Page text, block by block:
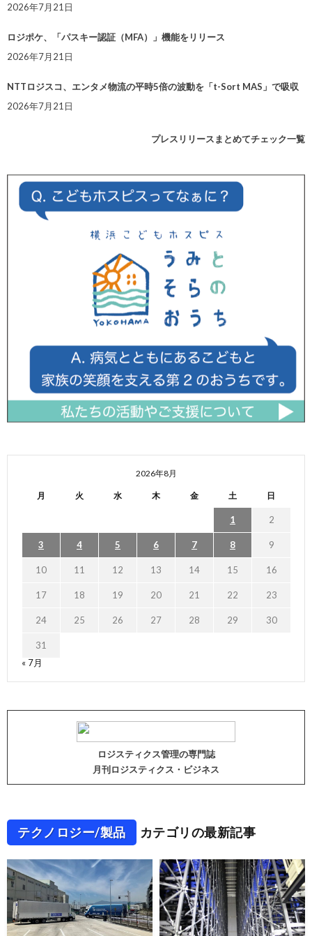
2026年7月21日
ロジポケ、「パスキー認証（MFA）」機能をリリース
2026年7月21日
NTTロジスコ、エンタメ物流の平時5倍の波動を「t-Sort MAS」で吸収
2026年7月21日
プレスリリースまとめてチェック一覧
2026年8月
月 火 水 木 金 土 日
1 2
3 4 5 6 7 8 9
10 11 12 13 14 15 16
17 18 19 20 21 22 23
24 25 26 27 28 29 30
31
« 7月
ロジスティクス管理の専門誌
月刊ロジスティクス・ビジネス
テクノロジー/製品 カテゴリの最新記事